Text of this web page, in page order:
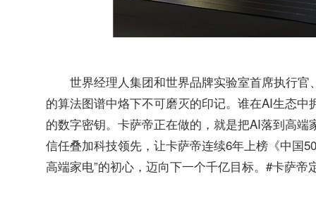
世界经理人集团和世界品牌实验室首席执行
的算法图谱中烙下不可磨灭的印记。谁在AI生态
的数字密钥。卡萨帝正在做的，就是把AI落到高
信任叠加科技领先，让卡萨帝连续6年上榜《中国
高端家电”的初心，迈向下一个千亿目标。#卡萨帝